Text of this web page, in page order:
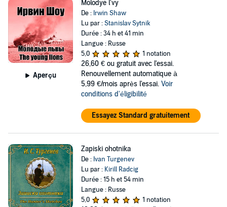
Aperçu
Molodye l'vy
De : Irwin Shaw
Lu par :Stanislav Sytnik
Durée : 34 h et 41 min
Langue : Russe
5,0
1 notation
26,60 € ou gratuit avec l'essai.
Renouvellement automatique à
5,99 €/mois après l'essai. Voir
conditions d'éligibilité
Essayez Standard gratuitement
Zapiski ohotnika
De : Ivan Turgenev
Lu par : Kirill Radcig
Durée : 15 h et 54 min
Langue : Russe
5,0
1 notation